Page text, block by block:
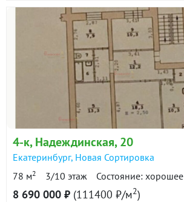
4-к, Надеждинская, 20
Екатеринбург, Новая Сортировка
78 м2 3/10 этаж Состояние: хорошее
8 690 000 ₽ (111400 ₽/м2)